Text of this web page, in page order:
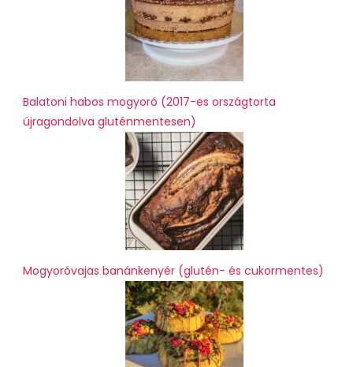
Balatoni habos mogyoró (2017-es országtorta
újragondolva gluténmentesen)
Mogyoróvajas banánkenyér (glutén- és cukormentes)